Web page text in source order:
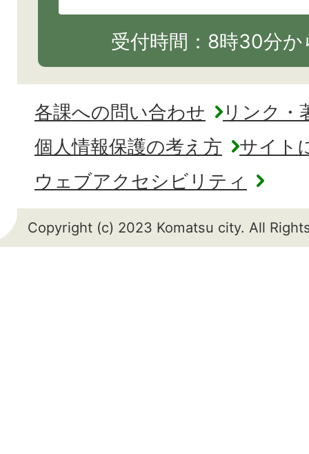
受付時間：8時30分
各課への問い合わせ
リンク・
個人情報保護の考え方
サイト
ウェブアクセシビリティ
Copyright (c) 2023 Komatsu city. All